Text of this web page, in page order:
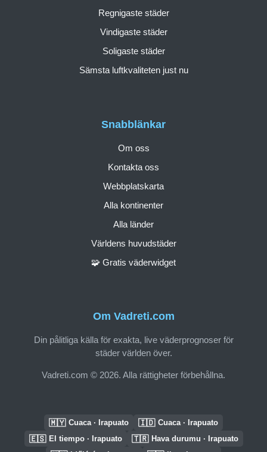
Om Vadreti.com
Din pålitliga källa för exakta, live väderprognoser för
städer världen över.
Vadreti.com © 2026. Alla rättigheter förbehållna.
Snabblänkar
Om oss
Kontakta oss
Webbplatskarta
Alla kontinenter
Alla länder
Världens huvudstäder
🧩 Gratis väderwidget
Regnigaste städer
Vindigaste städer
Soligaste städer
Sämsta luftkvaliteten just nu
🇲🇾 Cuaca · Irapuato 🇮🇩 Cuaca · Irapuato
🇪🇸 El tiempo · Irapuato 🇹🇷 Hava durumu · Irapuato